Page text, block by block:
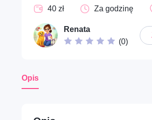
Społeczne – Wolontariat i
pomoc społeczna
40 zł Za godzinę
Renata
(0)
Opis